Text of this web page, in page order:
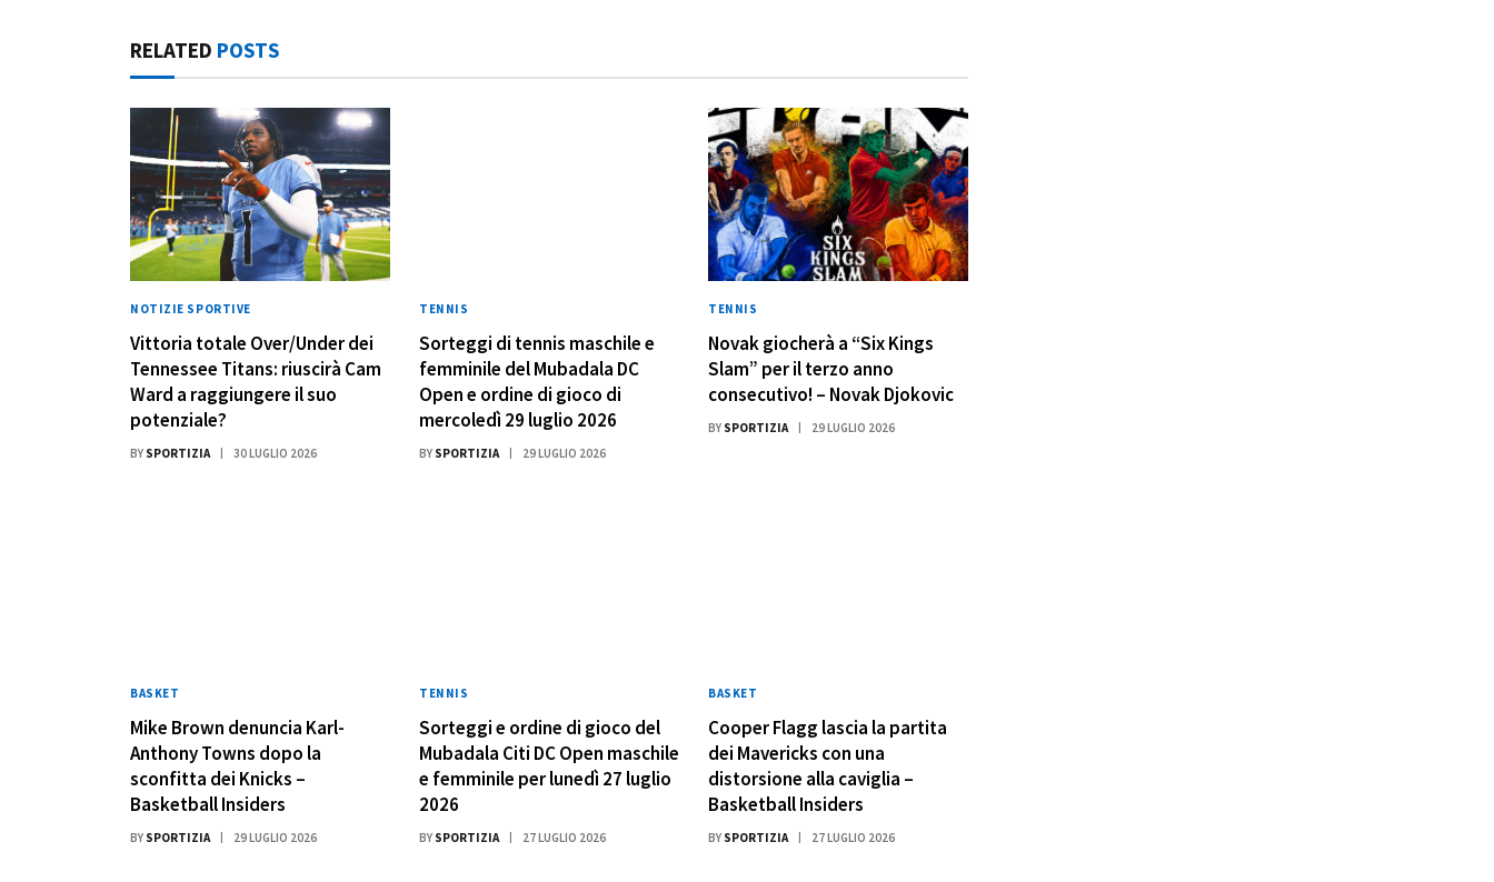
RELATED POSTS
NOTIZIE SPORTIVE
Vittoria totale Over/Under dei
Tennessee Titans: riuscirà Cam
Ward a raggiungere il suo
potenziale?
BY SPORTIZIA 30 LUGLIO 2026
TENNIS
Sorteggi di tennis maschile e
femminile del Mubadala DC
Open e ordine di gioco di
mercoledì 29 luglio 2026
BY SPORTIZIA 29 LUGLIO 2026
TENNIS
Novak giocherà a “Six Kings
Slam” per il terzo anno
consecutivo! – Novak Djokovic
BY SPORTIZIA 29 LUGLIO 2026
BASKET
Mike Brown denuncia Karl-
Anthony Towns dopo la
sconfitta dei Knicks –
Basketball Insiders
BY SPORTIZIA 29 LUGLIO 2026
TENNIS
Sorteggi e ordine di gioco del
Mubadala Citi DC Open maschile
e femminile per lunedì 27 luglio
2026
BY SPORTIZIA 27 LUGLIO 2026
BASKET
Cooper Flagg lascia la partita
dei Mavericks con una
distorsione alla caviglia –
Basketball Insiders
BY SPORTIZIA 27 LUGLIO 2026